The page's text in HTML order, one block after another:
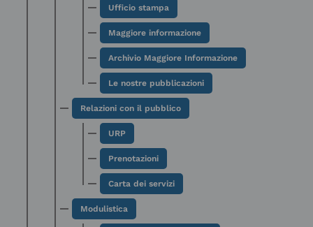
Ufficio stampa
Maggiore informazione
Archivio Maggiore Informazione
Le nostre pubblicazioni
Relazioni con il pubblico
URP
Prenotazioni
Carta dei servizi
Modulistica